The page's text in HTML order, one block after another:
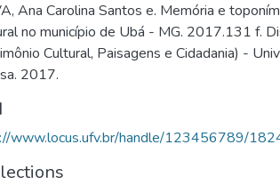
Ana Carolina Santos e. Memória e
no município de Ubá - MG. 2017.131 f.
Cultural, Paisagens e Cidadania) -
2017.
www.locus.ufv.br/handle/123456789/